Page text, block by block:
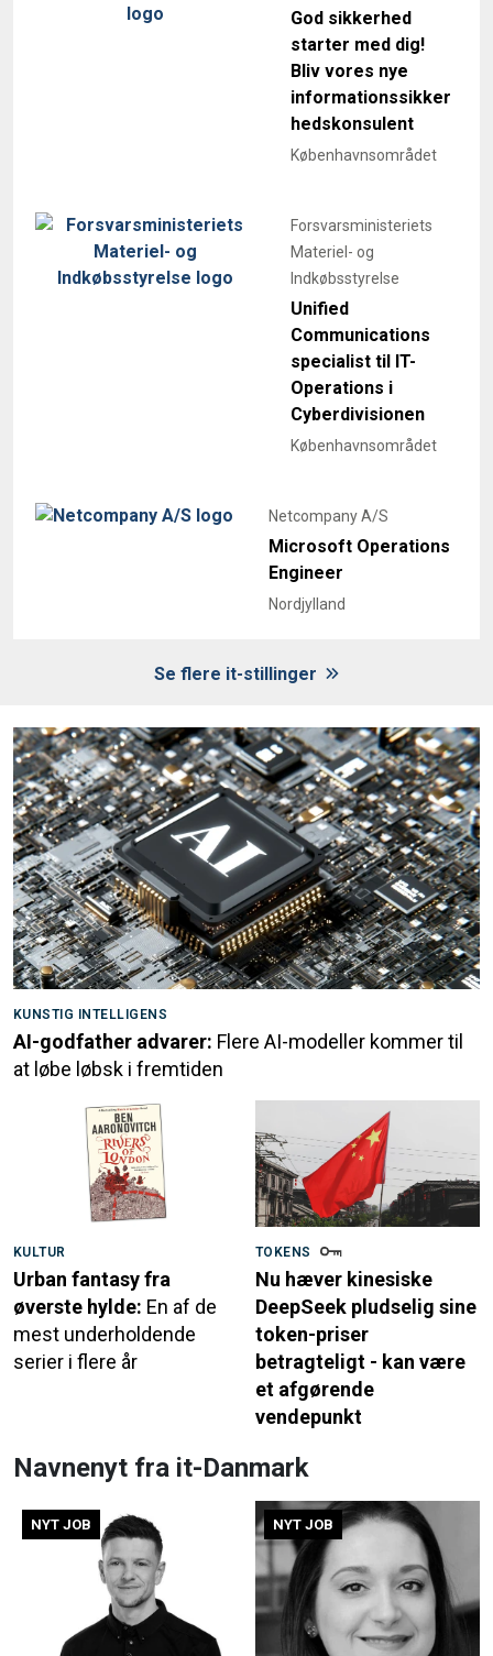
God sikkerhed
starter med dig!
Bliv vores nye
informationssikker
hedskonsulent
Københavnsområdet
Forsvarsministeriets
Materiel- og
Indkøbsstyrelse
Unified
Communications
specialist til IT-
Operations i
Cyberdivisionen
Københavnsområdet
Netcompany A/S
Microsoft Operations
Engineer
Nordjylland
Se flere it-stillinger
KUNSTIG INTELLIGENS
AI-godfather advarer: Flere AI-modeller kommer til
at løbe løbsk i fremtiden
KULTUR
Urban fantasy fra
øverste hylde: En af de
mest underholdende
serier i flere år
TOKENS
Nu hæver kinesiske
DeepSeek pludselig sine
token-priser
betragteligt - kan være
et afgørende
vendepunkt
Navnenyt fra it-Danmark
NYT JOB NYT JOB